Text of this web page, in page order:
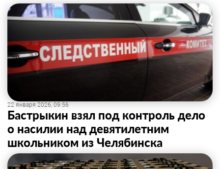
22 января 2026, 09:56
Бастрыкин взял под контроль дело
о насилии над девятилетним
школьником из Челябинска